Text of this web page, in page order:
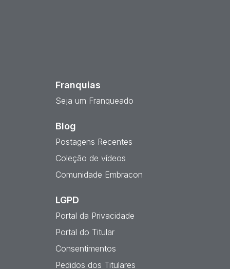
Franquias
Seja um Franqueado
Blog
Postagens Recentes
Coleção de vídeos
Comunidade Embracon
LGPD
Portal da Privacidade
Portal do Titular
Consentimentos
Pedidos dos Titulares